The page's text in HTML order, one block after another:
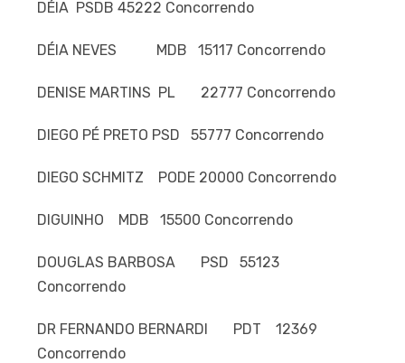
DÉIA PSDB 45222 Concorrendo
DÉIA NEVES MDB 15117 Concorrendo
DENISE MARTINS PL 22777 Concorrendo
DIEGO PÉ PRETO PSD 55777 Concorrendo
DIEGO SCHMITZ PODE 20000 Concorrendo
DIGUINHO MDB 15500 Concorrendo
DOUGLAS BARBOSA PSD 55123
Concorrendo
DR FERNANDO BERNARDI PDT 12369
Concorrendo